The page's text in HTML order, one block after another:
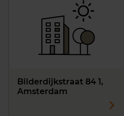
Bilderdijkstraat 84 1,
Amsterdam